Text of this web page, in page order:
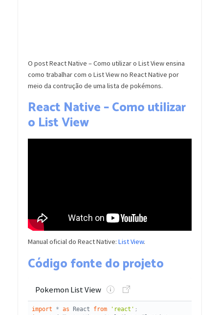
O post React Native – Como utilizar o List View ensina
como trabalhar com o List View no React Native por
meio da contrução de uma lista de pokémons.
React Native – Como utilizar
o List View
Manual oficial do React Native: List View.
Código fonte do projeto